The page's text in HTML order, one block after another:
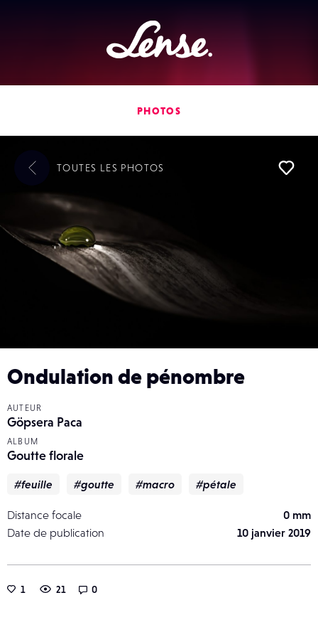
Lense
PHOTOS
Ondulation de pénombre
AUTEUR
Göpsera Paca
ALBUM
Goutte florale
#feuille #goutte #macro #pétale
Distance focale
0 mm
Date de publication
10 janvier 2019
1 21 0
TOUTES LES PHOTOS